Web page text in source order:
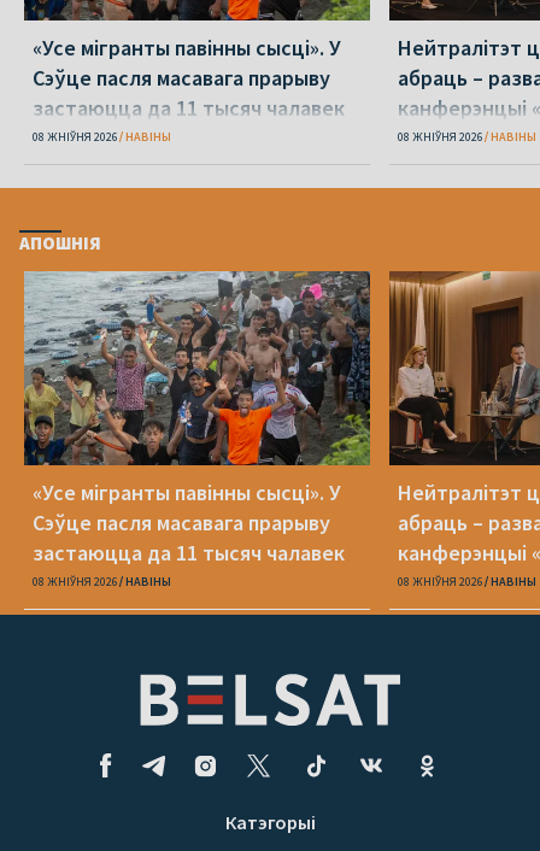
«Усе мігранты павінны сысці». У
Сэўце пасля масавага прарыву
застаюцца да 11 тысяч чалавек
08 ЖНІЎНЯ 2026 НАВІНЫ
Нейтралітэт
абраць –
канферэнцыі
08 ЖНІЎНЯ 2026 НАВІНЫ
АПОШНІЯ
«Усе мігранты павінны сысці». У
Сэўце пасля масавага прарыву
застаюцца да 11 тысяч чалавек
08 ЖНІЎНЯ 2026 НАВІНЫ
Нейтралітэт
абраць –
канферэнцыі
08 ЖНІЎНЯ 2026 НАВІНЫ
Катэгорыі